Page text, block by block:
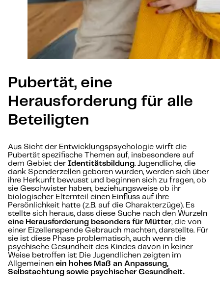
Pubertät, eine
Herausforderung für alle
Beteiligten
Aus Sicht der Entwicklungspsychologie wirft die
Pubertät spezifische Themen auf, insbesondere auf
dem Gebiet der Identitätsbildung. Jugendliche, die
dank Spenderzellen geboren wurden, werden sich über
ihre Herkunft bewusst und beginnen sich zu fragen, ob
sie Geschwister haben, beziehungsweise ob ihr
biologischer Elternteil einen Einfluss auf ihre
Persönlichkeit hatte (z.B. auf die Charakterzüge). Es
stellte sich heraus, dass diese Suche nach den Wurzeln
eine Herausforderung besonders für Mütter, die von
einer Eizellenspende Gebrauch machten, darstellte. Für
sie ist diese Phase problematisch, auch wenn die
psychische Gesundheit des Kindes davon in keiner
Weise betroffen ist: Die Jugendlichen zeigten im
Allgemeinen ein hohes Maß an Anpassung,
Selbstachtung sowie psychischer Gesundheit.